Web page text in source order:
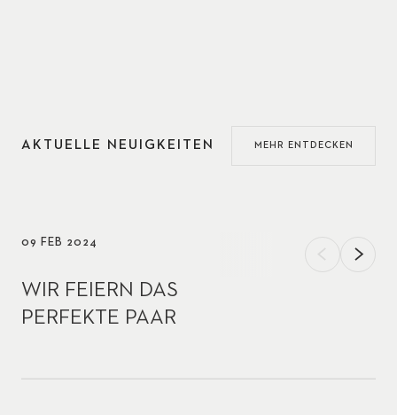
AKTUELLE NEUIGKEITEN MEHR ENTDECKEN
09 FEB 2024
WIR FEIERN DAS
PERFEKTE PAAR